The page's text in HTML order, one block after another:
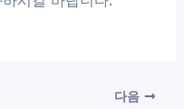
다음